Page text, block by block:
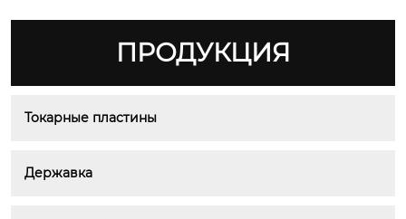
ПРОДУКЦИЯ
Токарные пластины
Державка